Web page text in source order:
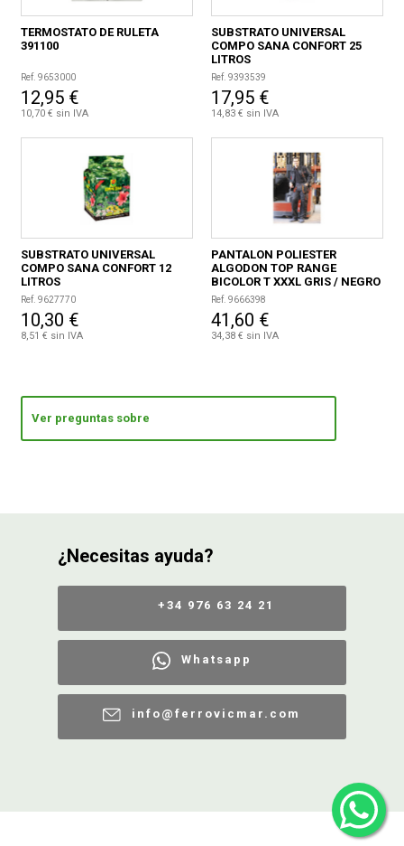
TERMOSTATO DE RULETA
391100
Ref. 9653000
12,95 €
10,70 € sin IVA
SUBSTRATO UNIVERSAL
COMPO SANA CONFORT 25
LITROS
Ref. 9393539
17,95 €
14,83 € sin IVA
SUBSTRATO UNIVERSAL
COMPO SANA CONFORT 12
LITROS
Ref. 9627770
10,30 €
8,51 € sin IVA
PANTALON POLIESTER
ALGODON TOP RANGE
BICOLOR T XXXL GRIS / NEGRO
/ NARANJA
Ref. 9666398
41,60 €
34,38 € sin IVA
Ver preguntas sobre
¿Necesitas ayuda?
+34 976 63 24 21
Whatsapp
info@ferrovicmar.com